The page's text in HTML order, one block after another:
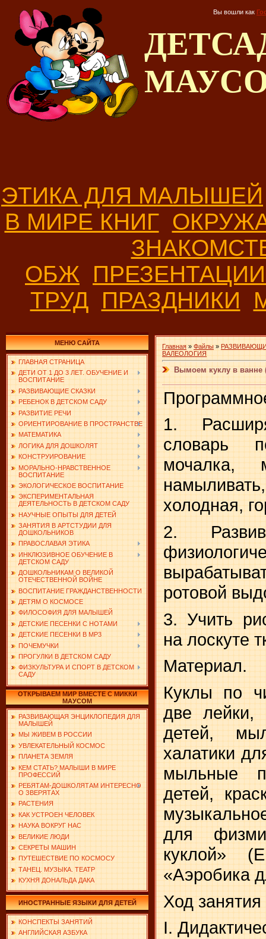
Вы вошли как
ЭТИКА ДЛЯ МАЛЫШЕЙ
В МИРЕ КНИГ
ОБЖ
ТРУД ПРАЗДНИКИ
МЕНЮ САЙТА
ГЛАВНАЯ СТРАНИЦА
ДЕТИ ОТ 1 ДО 3 ЛЕТ. ОБУЧЕНИЕ И
ВОСПИТАНИЕ
РАЗВИВАЮЩИЕ СКАЗКИ
РЕБЕНОК В ДЕТСКОМ САДУ
РАЗВИТИЕ РЕЧИ
ОРИЕНТИРОВАНИЕ В ПРОСТРАНСТВЕ
МАТЕМАТИКА
ЛОГИКА ДЛЯ ДОШКОЛЯТ
КОНСТРУИРОВАНИЕ
МОРАЛЬНО-НРАВСТВЕННОЕ
ВОСПИТАНИЕ
ЭКОЛОГИЧЕСКОЕ ВОСПИТАНИЕ
ЭКСПЕРИМЕНТАЛЬНАЯ
ДЕЯТЕЛЬНОСТЬ В ДЕТСКОМ САДУ
НАУЧНЫЕ ОПЫТЫ ДЛЯ ДЕТЕЙ
ЗАНЯТИЯ В АРТСТУДИИ ДЛЯ
ДОШКОЛЬНИКОВ
ПРАВОСЛАВАЯ ЭТИКА
ИНКЛЮЗИВНОЕ ОБУЧЕНИЕ В
ДЕТСКОМ САДУ
ДОШКОЛЬНИКАМ О ВЕЛИКОЙ
ОТЕЧЕСТВЕННОЙ ВОЙНЕ
ВОСПИТАНИЕ ГРАЖДАНСТВЕННОСТИ
ДЕТЯМ О КОСМОСЕ
ФИЛОСОФИЯ ДЛЯ МАЛЫШЕЙ
ДЕТСКИЕ ПЕСЕНКИ С НОТАМИ
ДЕТСКИЕ ПЕСЕНКИ В MP3
ПОЧЕМУЧКИ
ПРОГУЛКИ В ДЕТСКОМ САДУ
ФИЗКУЛЬТУРА И СПОРТ В ДЕТСКОМ
САДУ
ОТКРЫВАЕМ МИР ВМЕСТЕ С МИККИ
МАУСОМ
РАЗВИВАЮЩАЯ ЭНЦИКЛОПЕДИЯ ДЛЯ
МАЛЫШЕЙ
МЫ ЖИВЕМ В РОССИИ
УВЛЕКАТЕЛЬНЫЙ КОСМОС
ПЛАНЕТА ЗЕМЛЯ
КЕМ СТАТЬ? МАЛЫШИ В МИРЕ
ПРОФЕССИЙ
РЕБЯТАМ-ДОШКОЛЯТАМ ИНТЕРЕСНО
О ЗВЕРЯТАХ
РАСТЕНИЯ
КАК УСТРОЕН ЧЕЛОВЕК
НАУКА ВОКРУГ НАС
ВЕЛИКИЕ ЛЮДИ
СЕКРЕТЫ МАШИН
ПУТЕШЕСТВИЕ ПО КОСМОСУ
ТАНЕЦ. МУЗЫКА. ТЕАТР
КУХНЯ ДОНАЛЬДА ДАКА
ИНОСТРАННЫЕ ЯЗЫКИ ДЛЯ ДЕТЕЙ
КОНСПЕКТЫ ЗАНЯТИЙ
АНГЛИЙСКАЯ АЗБУКА
Главная » Файлы »
ВАЛЕОЛОГИЯ
Вымоем куклу в ванне
1.
словарь
мочалка,
холодная,
2.
ротовой
3. Учить
на лоскуте
Материал.
Куклы по
две лейки,
детей,
халатики
мыльные
детей,
для
куклой»
«Аэробика
Ход занятия
I.